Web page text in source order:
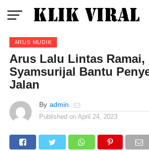
ARUS MUDIK
Arus Lalu Lintas Ramai,
Syamsurijal Bantu
Jalan
By admin
Published on April 24, 2023